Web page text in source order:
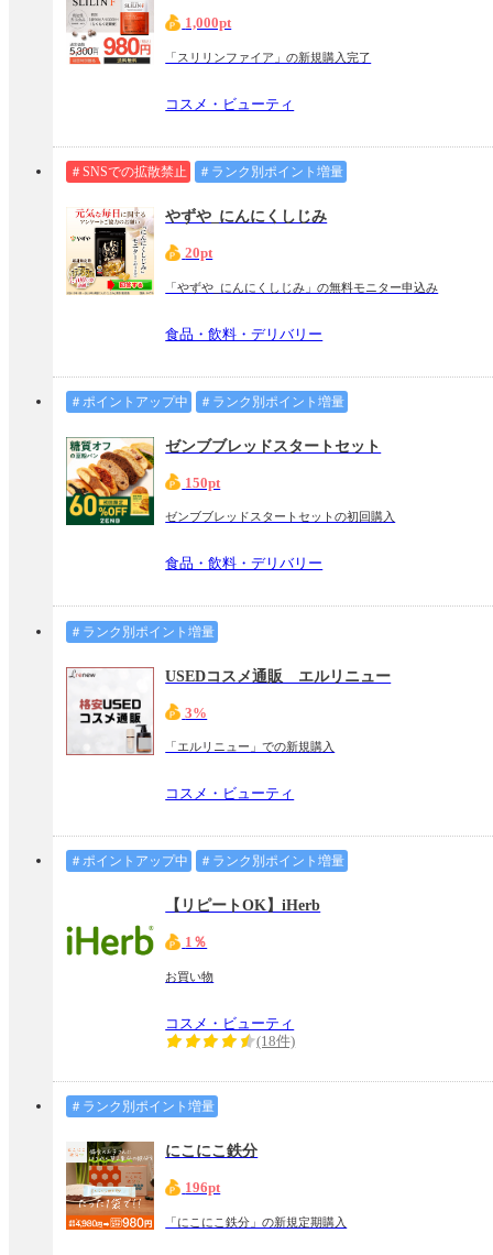
1,000pt
「スリリンファイア」の新規購入完了
コスメ・ビューティ
＃SNSでの拡散禁止 ＃ランク別ポイント増量
やずや_にんにくしじみ
20pt
「やずや_にんにくしじみ」の無料モニター申込み
食品・飲料・デリバリー
＃ポイントアップ中 ＃ランク別ポイント増量
ゼンブブレッドスタートセット
150pt
ゼンブブレッドスタートセットの初回購入
食品・飲料・デリバリー
＃ランク別ポイント増量
USEDコスメ通販 エルリニュー
3%
「エルリニュー」での新規購入
コスメ・ビューティ
＃ポイントアップ中 ＃ランク別ポイント増量
【リピートOK】iHerb
1％
お買い物
コスメ・ビューティ
(18件)
＃ランク別ポイント増量
にこにこ鉄分
196pt
「にこにこ鉄分」の新規定期購入